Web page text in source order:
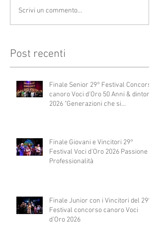
Scrivi un commento...
Post recenti
Finale Senior 29° Festival Concorso
canoro Voci d'Oro 50 Anni & dintorni
2026 "Generazioni che si
Finale Giovani e Vincitori 29°
Festival Voci d'Oro 2026 Passione e
Professionalità
Finale Junior con i Vincitori del 29°
Festival concorso canoro Voci
d'Oro 2026